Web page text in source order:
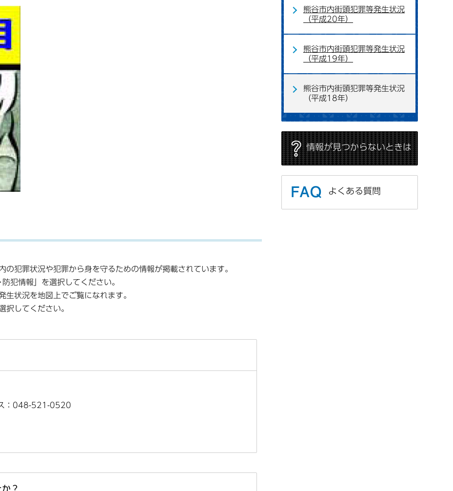
の犯罪状況や犯罪から身を守るための情報が掲載されています。
犯情報」を選択してください。
生状況を地図上でご覧になれます。
択してください。
：048-521-0520
？
熊谷市内街頭犯罪等発生状況
（平成20年）
熊谷市内街頭犯罪等発生状況
（平成19年）
熊谷市内街頭犯罪等発生状況
（平成18年）
情報が見つからないときは
よくある質問